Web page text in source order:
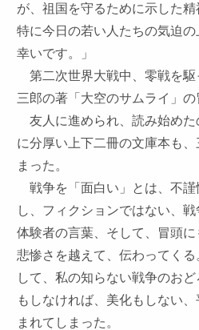
が、祖国を守るために示した精
特に今日の若い人たちの気迫
幸いです。」
第二次世界大戦中、零戦を駆
三郎の著「大空のサムライ」の
友人に進められ、読み始めた
に分厚い上下二冊の文庫本も
まった。
戦争を「面白い」とは、不謹
し、フィクションではない、
体験者の言葉、そして、冒頭
悲惨さを越えて、伝わってく
して、私の知らない戦争のお
もしなければ、美化もしない
まれてしまった。